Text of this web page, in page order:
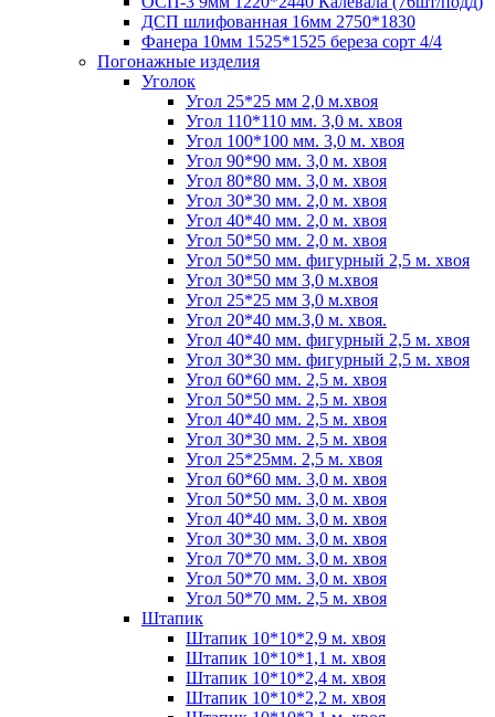
ДСП шлифованная 16мм 2750*1830
Фанера 10мм 1525*1525 береза сорт 4/4
Погонажные изделия
Уголок
Угол 25*25 мм 2,0 м.хвоя
Угол 110*110 мм. 3,0 м. хвоя
Угол 100*100 мм. 3,0 м. хвоя
Угол 90*90 мм. 3,0 м. хвоя
Угол 80*80 мм. 3,0 м. хвоя
Угол 30*30 мм. 2,0 м. хвоя
Угол 40*40 мм. 2,0 м. хвоя
Угол 50*50 мм. 2,0 м. хвоя
Угол 50*50 мм. фигурный 2,5 м. хвоя
Угол 30*50 мм 3,0 м.хвоя
Угол 25*25 мм 3,0 м.хвоя
Угол 20*40 мм.3,0 м. хвоя.
Угол 40*40 мм. фигурный 2,5 м. хвоя
Угол 30*30 мм. фигурный 2,5 м. хвоя
Угол 60*60 мм. 2,5 м. хвоя
Угол 50*50 мм. 2,5 м. хвоя
Угол 40*40 мм. 2,5 м. хвоя
Угол 30*30 мм. 2,5 м. хвоя
Угол 25*25мм. 2,5 м. хвоя
Угол 60*60 мм. 3,0 м. хвоя
Угол 50*50 мм. 3,0 м. хвоя
Угол 40*40 мм. 3,0 м. хвоя
Угол 30*30 мм. 3,0 м. хвоя
Угол 70*70 мм. 3,0 м. хвоя
Угол 50*70 мм. 3,0 м. хвоя
Угол 50*70 мм. 2,5 м. хвоя
Штапик
Штапик 10*10*2,9 м. хвоя
Штапик 10*10*1,1 м. хвоя
Штапик 10*10*2,4 м. хвоя
Штапик 10*10*2,2 м. хвоя